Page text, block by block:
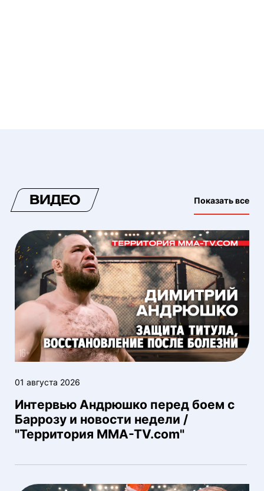
ВИДЕО Показать все
01 августа 2026
Интервью Андрюшко перед боем с
Баррозу и новости недели /
"Территория MMA-TV.com"